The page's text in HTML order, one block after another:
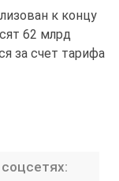
к концу
62 млрд
за счет тарифа